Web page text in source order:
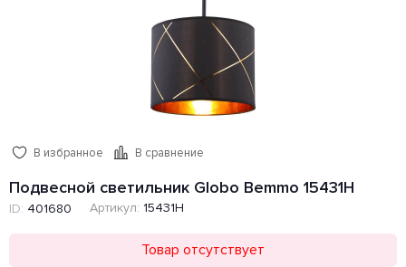
В избранное В сравнение
Подвесной светильник Globo Bemmo 15431H
ID: 401680 Артикул: 15431H
Товар отсутствует